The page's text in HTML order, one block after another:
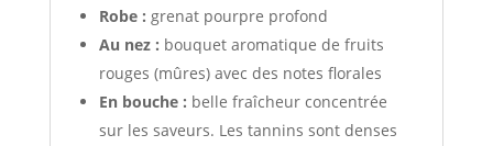
Robe : grenat pourpre profond
Au nez : bouquet aromatique de fruits
rouges (mûres) avec des notes florales
En bouche : belle fraîcheur concentrée
sur les saveurs. Les tannins sont denses